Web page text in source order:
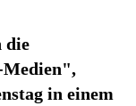
die
Medien",
in einem